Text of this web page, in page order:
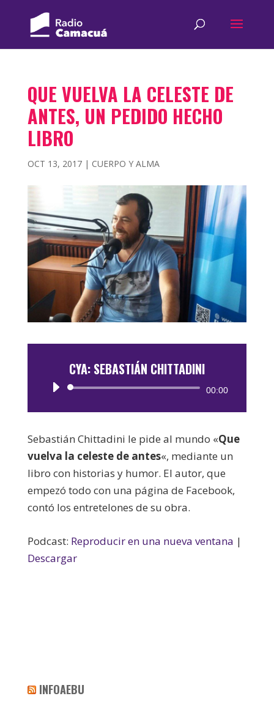
QUE VUELVA LA CELESTE DE
ANTES, UN PEDIDO HECHO
LIBRO
OCT 13, 2017| CUERPO Y ALMA
CYA: SEBASTIÁN CHITTADINI
Reproductor
00:00
Sebastián Chittadini le pide al mundo «Que
vuelva la celeste de antes«, mediante un
libro con historias y humor. El autor, que
empezó todo con una página de Facebook,
contó los entretelones de su obra.
Podcast: Reproducir en una nueva ventana |
Descargar
INFOAEBU